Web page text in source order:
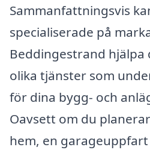
Sammanfattningsvis
specialiserade på
Beddingestrand hjälpa
olika tjänster som
för dina bygg- och
Oavsett om du
hem, en